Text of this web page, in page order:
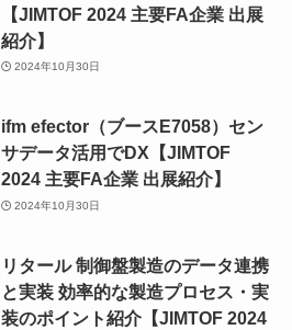
【JIMTOF 2024 主要FA企業 出展
紹介】
2024年10月30日
ifm efector（ブースE7058）セン
サデータ活用でDX【JIMTOF
2024 主要FA企業 出展紹介】
2024年10月30日
リタール 制御盤製造のデータ連携
と実装 効率的な製造プロセス・実
装のポイント紹介【JIMTOF 2024